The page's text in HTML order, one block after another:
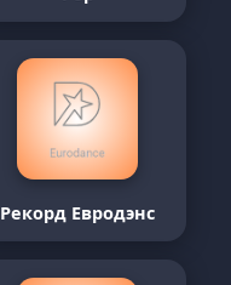
Рекорд Евродэнс